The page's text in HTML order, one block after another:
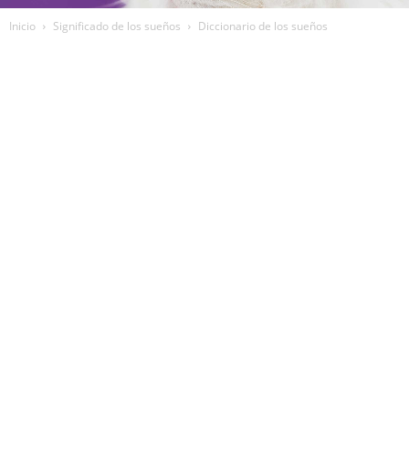
Inicio Significado de los sueños Diccionario de los sueños